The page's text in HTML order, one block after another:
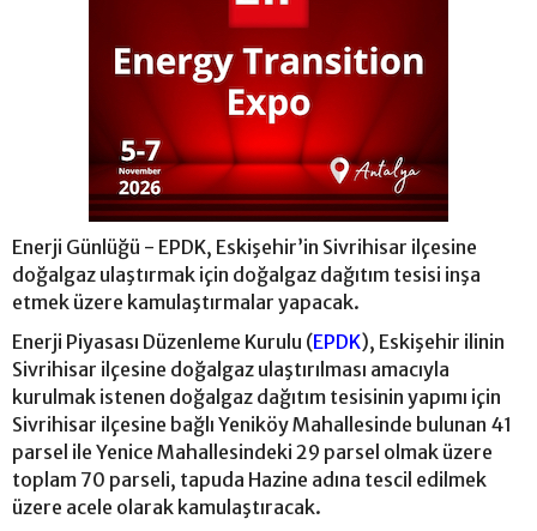
Enerji Günlüğü - EPDK, Eskişehir’in Sivrihisar ilçesine
doğalgaz ulaştırmak için doğalgaz dağıtım tesisi inşa
etmek üzere kamulaştırmalar yapacak.
Enerji Piyasası Düzenleme Kurulu (EPDK), Eskişehir ilinin
Sivrihisar ilçesine doğalgaz ulaştırılması amacıyla
kurulmak istenen doğalgaz dağıtım tesisinin yapımı için
Sivrihisar ilçesine bağlı Yeniköy Mahallesinde bulunan 41
parsel ile Yenice Mahallesindeki 29 parsel olmak üzere
toplam 70 parseli, tapuda Hazine adına tescil edilmek
üzere acele olarak kamulaştıracak.